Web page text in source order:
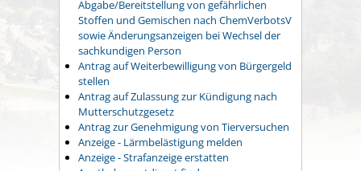
Abgabe/Bereitstellung von gefährlichen
Stoffen und Gemischen nach ChemVerbotsV
sowie Änderungsanzeigen bei Wechsel der
sachkundigen Person
Antrag auf Weiterbewilligung von Bürgergeld
stellen
Antrag auf Zulassung zur Kündigung nach
Mutterschutzgesetz
Antrag zur Genehmigung von Tierversuchen
Anzeige - Lärmbelästigung melden
Anzeige - Strafanzeige erstatten